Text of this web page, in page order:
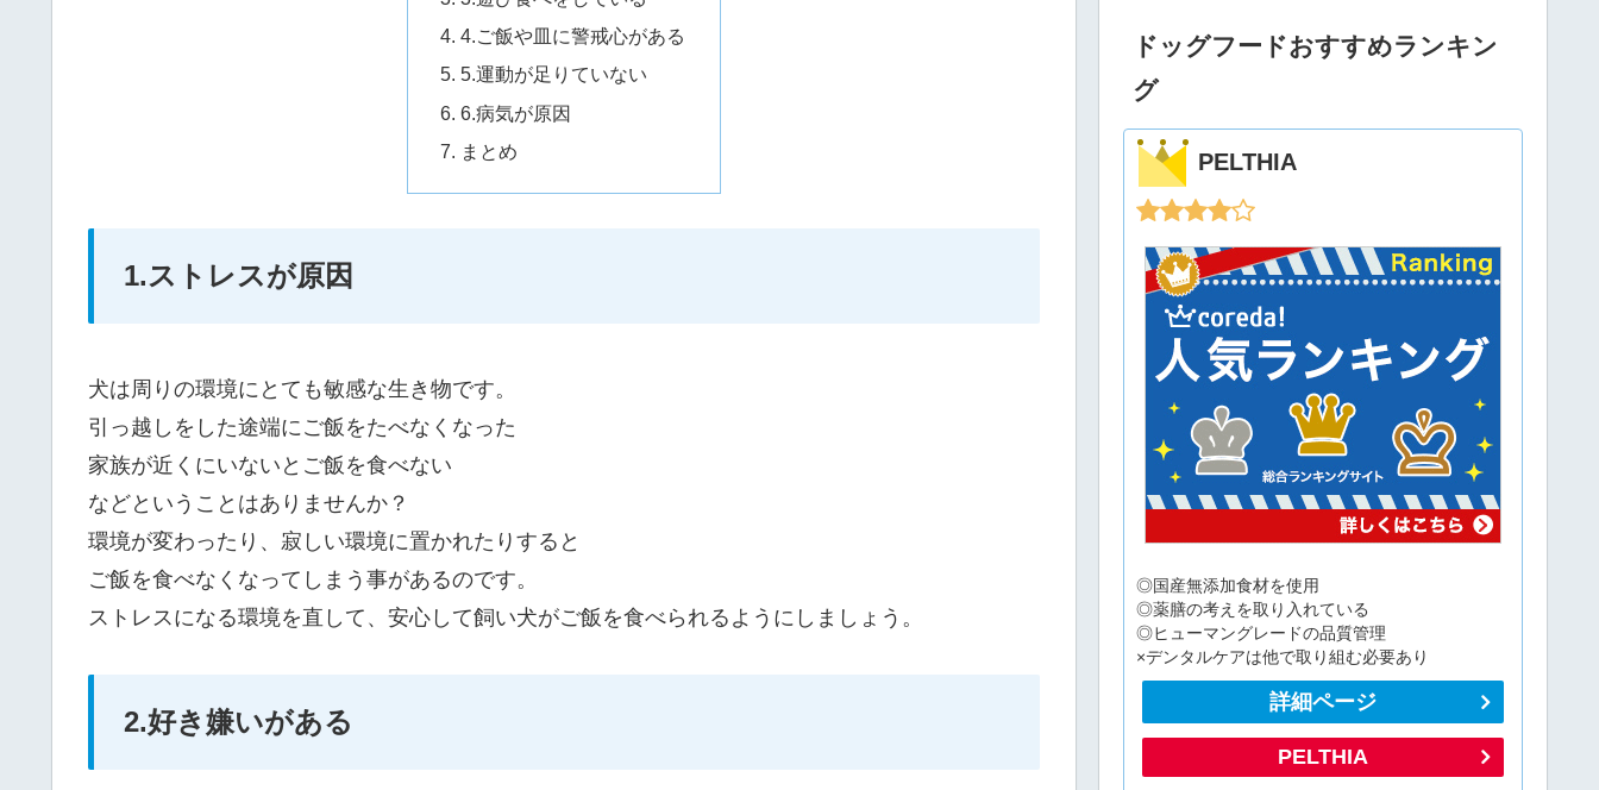
4.ご飯や皿に警戒心がある
5.運動が足りていない
6.病気が原因
まとめ
1.ストレスが原因
犬は周りの環境にとても敏感な生き物です。
引っ越しをした途端にご飯をたべなくなった
家族が近くにいないとご飯を食べない
などということはありませんか？
環境が変わったり、寂しい環境に置かれたりすると
ご飯を食べなくなってしまう事があるのです。
ストレスになる環境を直して、安心して飼い犬がご飯を食べられるようにしましょう。
2.好き嫌いがある
ドッグフードおすすめランキン
グ
PELTHIA
◎国産無添加食材を使用
◎薬膳の考えを取り入れている
◎ヒューマングレードの品質管理
×デンタルケアは他で取り組む必要あり
詳細ページ
PELTHIA